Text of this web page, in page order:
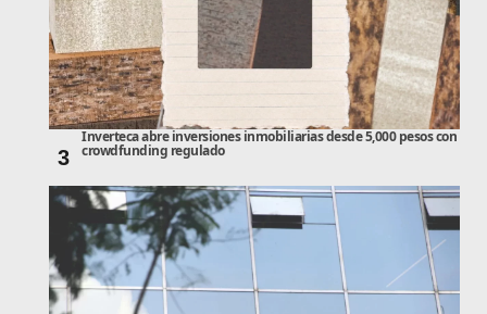
3
Inverteca abre inversiones inmobiliarias desde 5,000 pesos con
crowdfunding regulado